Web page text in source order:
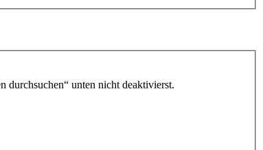
durchsuchen“ unten nicht deaktivierst.